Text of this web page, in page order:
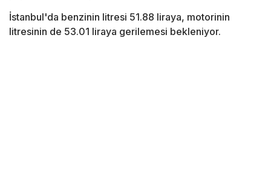
İstanbul'da benzinin litresi 51.88 liraya, motorinin
litresinin de 53.01 liraya gerilemesi bekleniyor.